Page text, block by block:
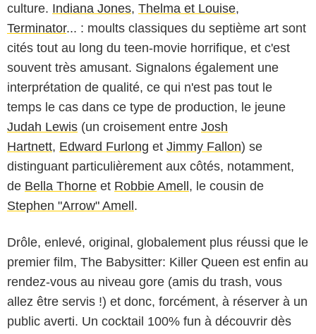
culture. Indiana Jones, Thelma et Louise,
Terminator... : moults classiques du septième art sont
cités tout au long du teen-movie horrifique, et c'est
souvent très amusant. Signalons également une
interprétation de qualité, ce qui n'est pas tout le
temps le cas dans ce type de production, le jeune
Judah Lewis (un croisement entre Josh
Hartnett, Edward Furlong et Jimmy Fallon) se
distinguant particulièrement aux côtés, notamment,
de Bella Thorne et Robbie Amell, le cousin de
Stephen "Arrow" Amell.
Drôle, enlevé, original, globalement plus réussi que le
premier film, The Babysitter: Killer Queen est enfin au
rendez-vous au niveau gore (amis du trash, vous
allez être servis !) et donc, forcément, à réserver à un
public averti. Un cocktail 100% fun à découvrir dès